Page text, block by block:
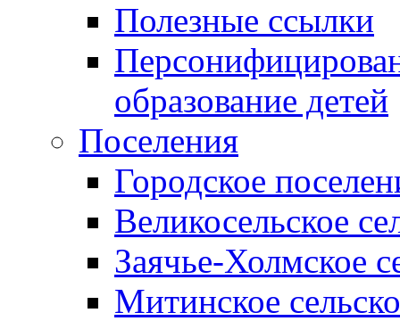
Полезные ссылки
образование детей
Поселения
Городское
Великосельское
Заячье-Холмское
Митинское